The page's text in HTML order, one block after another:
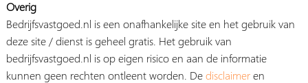
Overig
Bedrijfsvastgoed.nl is een onafhankelijke site en het gebruik van
deze site / dienst is geheel gratis. Het gebruik van
bedrijfsvastgoed.nl is op eigen risico en aan de informatie
kunnen geen rechten ontleent worden. Dedisclaimeren